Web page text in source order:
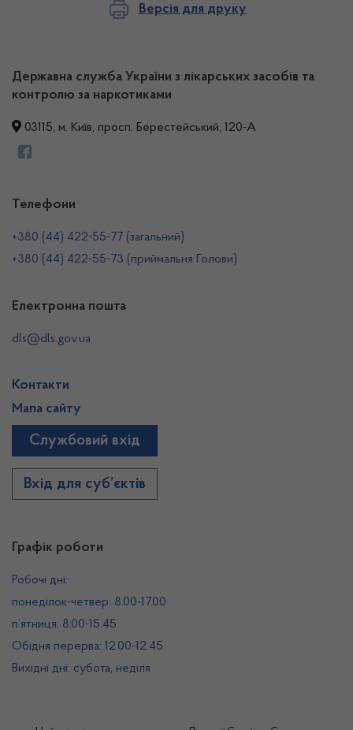
Версія для друку
Державна служба України з лікарських засобів та
контролю за наркотиками
03115, м. Київ, просп. Берестейський, 120-А
Графік роботи
Робочі дні:
понеділок-четвер: 8.00-17.00
п’ятниця: 8.00-15.45
Обідня перерва: 12.00-12.45
Вихідні дні: субота, неділя
Телефони
+380 (44) 422-55-77 (загальний)
+380 (44) 422-55-73 (приймальня Голови)
Електронна пошта
dls@dls.gov.ua
Контакти
Мапа сайту
Службовий вхід
Вхід для суб’єктів